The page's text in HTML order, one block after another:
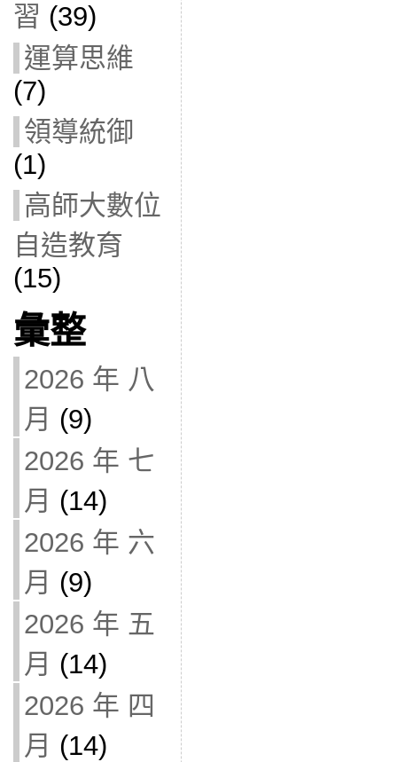
習 (39)
運算思維
(7)
領導統御
(1)
高師大數位
自造教育
(15)
彙整
2026 年 八
月 (9)
2026 年 七
月 (14)
2026 年 六
月 (9)
2026 年 五
月 (14)
2026 年 四
月 (14)